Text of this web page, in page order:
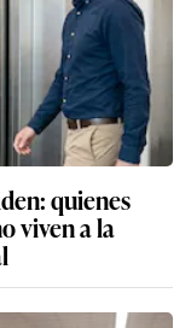
quienes
viven a la